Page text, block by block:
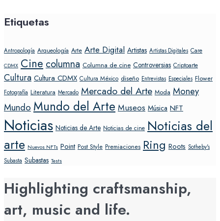
Etiquetas
Antropología Arqueología Arte Arte Digital Artistas Artistas Digitales Care
CDMX Cine columna Columna de cine Controversias Criptoarte
Cultura Cultura CDMX Cultura México diseño Entrevistas Especiales Flower
Fotografía Literatura Mercado Mercado del Arte Moda Money
Mundo Mundo del Arte Museos Música NFT
Noticias Noticias de Arte Noticias de cine Noticias del
arte Nuevos NFTs Point Post Style Premiaciones Ring Roots Sotheby's
Subasta Subastas Tests
Highlighting craftsmanship,
art, music and life.